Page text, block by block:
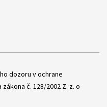
dozoru v ochrane
č. 128/2002 Z. z. o